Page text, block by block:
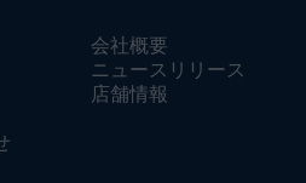
会社概要
ニュースリリース
店舗情報